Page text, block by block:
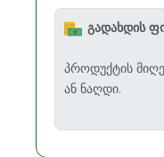
გადახდის
პროდუქტის
ან ნაღდი.